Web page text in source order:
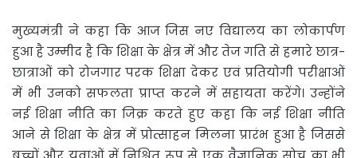
मुख्यमंत्री ने कहा कि आज जिस नए विद्यालय का लोकार्पण
हुआ है उम्मीद है कि शिक्षा के क्षेत्र में और तेज गति से हमारे छात्र-
छात्राओं को रोजगार परक शिक्षा देकर एवं प्रतियोगी परीक्षाओं
में भी उनको सफलता प्राप्त करने में सहायता करेंगे। उन्होंने
नई शिक्षा नीति का जिक्र करते हुए कहा कि नई शिक्षा नीति
आने से शिक्षा के क्षेत्र में प्रोत्साहन मिलना प्रारंभ हुआ है जिससे